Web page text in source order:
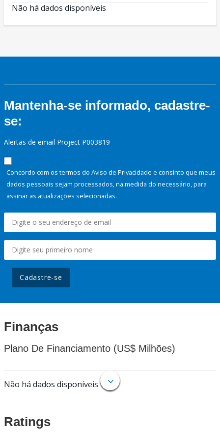
Não há dados disponíveis
Mantenha-se informado, cadastre-
se:
Alertas de email Project P003819
Concordo com os termos do Aviso de Privacidade e consinto que meus
dados pessoais sejam processados, na medida do necessário, para
assinar as atualizações selecionadas.
Cadastre-se
Finanças
Plano De Financiamento (US$ Milhões)
Não há dados disponíveis
Ratings